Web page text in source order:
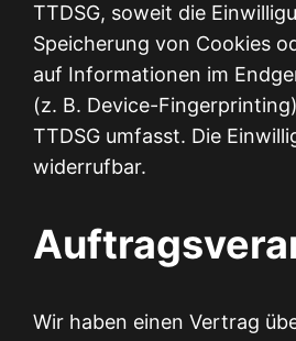
TTDSG, soweit die
Speicherung von Cookies
auf Informationen im
(z. B. Device-
TTDSG umfasst. Die
widerrufbar.
Wir haben einen Vertrag